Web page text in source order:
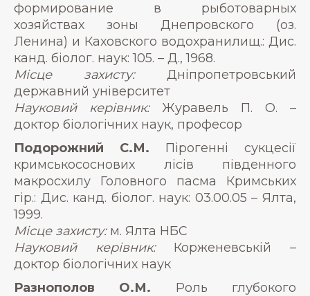
формирование в рыботоварных
хозяйствах зоны Днепровского (оз.
Ленина) и Каховского водохранилищ.: Дис.
канд. біолог. наук: 105. – Д., 1968.
Місце захисту:Дніпропетровський
державний університет
Науковий керівник:Журавель П. О. –
доктор біологічних наук, професор
Подорожний С.М. Пірогенні сукцесії
кримськососнових лісів південного
макросхилу Головного пасма Кримських
гір.: Дис. канд. біолог. наук: 03.00.05 – Ялта,
1999.
Місце захисту:м. Ялта НБС
Науковий керівник:Корженевській –
доктор біологічних наук
Разнополов О.М. Роль глубокого